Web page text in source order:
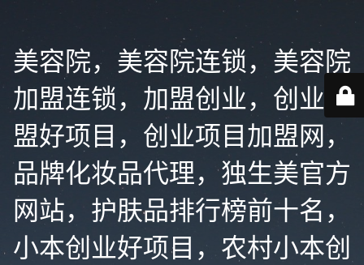
美容院，美容院连锁，美容院
加盟连锁，加盟创业，创业加
盟好项目，创业项目加盟网，
品牌化妆品代理，独生美官方
网站，护肤品排行榜前十名，
小本创业好项目，农村小本创